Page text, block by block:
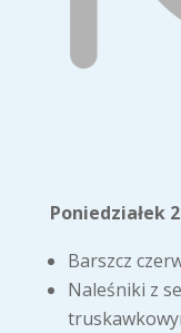
Poniedziałek
Barszcz
Naleśniki z